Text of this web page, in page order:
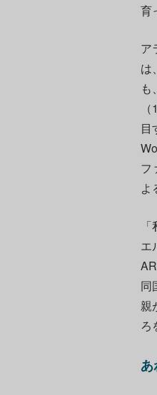
育
ア
は
も
目
フ
よ
エ
同
親
ろ
あ